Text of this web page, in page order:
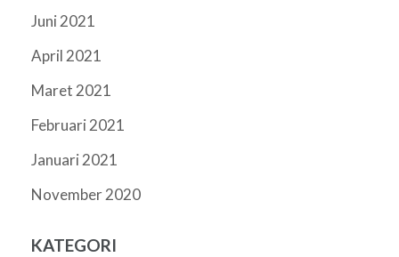
Juni 2021
April 2021
Maret 2021
Februari 2021
Januari 2021
November 2020
KATEGORI